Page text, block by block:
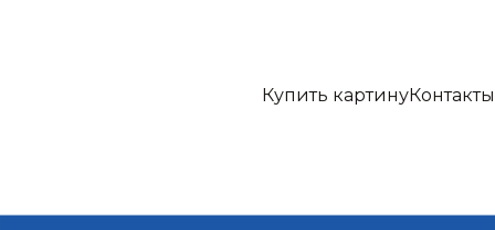
Контакты
Купить картину